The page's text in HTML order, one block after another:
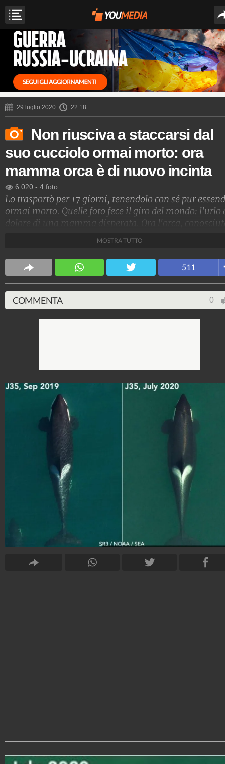
29 luglio 2020 22:18
Non riusciva a staccarsi dal
suo cucciolo ormai morto: ora
mamma orca è di nuovo incinta
6.020 - 4 foto
Lo trasportò per 17 giorni, tenendolo con sé pur
ormai morto. Quelle foto fece il giro del mondo: l'urlo
dolore di una mamma disperata. Ora l'orca,
di nuovo mamma.
38.144.872-2.687 video-1.973 foto
MOSTRA TUTTO
511
COMMENTA 0